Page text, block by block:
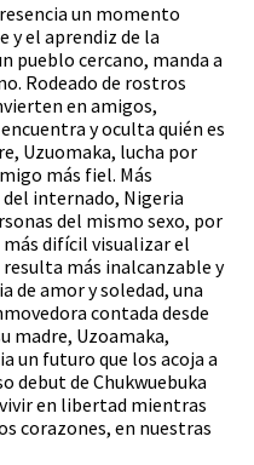
un momento
y el aprendiz de la
pueblo cercano, manda a
Rodeado de rostros
en amigos,
y oculta quién es
Uzuomaka, lucha por
más fiel. Más
internado, Nigeria
del mismo sexo, por
difícil visualizar el
más inalcanzable y
de amor y soledad, una
contada desde
madre, Uzoamaka,
un futuro que los acoja a
debut de Chukwuebuka
en libertad mientras
corazones, en nuestras